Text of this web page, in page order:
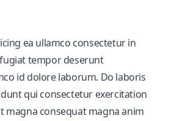
ea ullamco consectetur in
tempor deserunt
id dolore laborum. Do laboris
qui consectetur exercitation
magna consequat magna anim